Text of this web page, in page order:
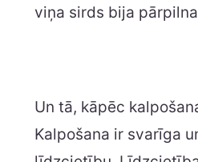
viņa sirds bija
Un tā, kāpēc
Kalpošana ir svarīga